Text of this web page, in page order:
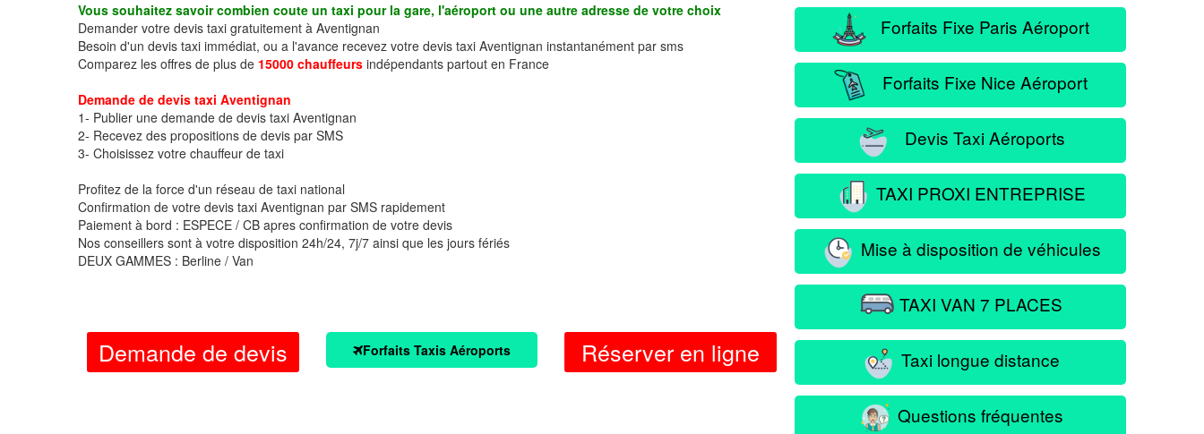
Vous souhaitez savoir combien coute un taxi pour la gare, l'aéroport ou une autre adresse de votre choix
Demander votre devis taxi gratuitement à Aventignan
Besoin d'un devis taxi immédiat, ou a l'avance recevez votre devis taxi Aventignan instantanément par sms
Comparez les offres de plus de 15000 chauffeurs indépendants partout en France
Demande de devis taxi Aventignan
1- Publier une demande de devis taxi Aventignan
2- Recevez des propositions de devis par SMS
3- Choisissez votre chauffeur de taxi
Profitez de la force d'un réseau de taxi national
Confirmation de votre devis taxi Aventignan par SMS rapidement
Paiement à bord : ESPECE / CB apres confirmation de votre devis
Nos conseillers sont à votre disposition 24h/24, 7j/7 ainsi que les jours fériés
DEUX GAMMES : Berline / Van
Demande de devis Forfaits Taxis Aéroports Réserver en ligne
Forfaits Fixe Paris Aéroport
Forfaits Fixe Nice Aéroport
Devis Taxi Aéroports
TAXI PROXI ENTREPRISE
Mise à disposition de véhicules
TAXI VAN 7 PLACES
Taxi longue distance
Questions fréquentes